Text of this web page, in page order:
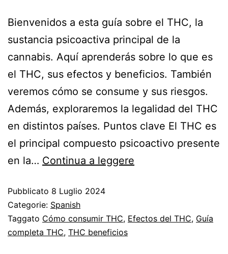
Bienvenidos a esta guía sobre el THC, la
sustancia psicoactiva principal de la
cannabis. Aquí aprenderás sobre lo que es
el THC, sus efectos y beneficios. También
veremos cómo se consume y sus riesgos.
Además, exploraremos la legalidad del THC
en distintos países. Puntos clave El THC es
el principal compuesto psicoactivo presente
en la… Continua a leggere
Pubblicato 8 Luglio 2024
Categorie: Spanish
Taggato Cómo consumir THC, Efectos del THC, Guía
completa THC, THC beneficios